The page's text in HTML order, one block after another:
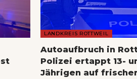
LANDKREIS ROTTWEIL
Autoaufbruch in
Polizei ertappt 13-
Jährigen auf